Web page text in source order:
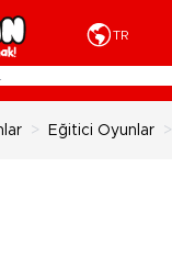
TR
> Eğitici Oyunlar >